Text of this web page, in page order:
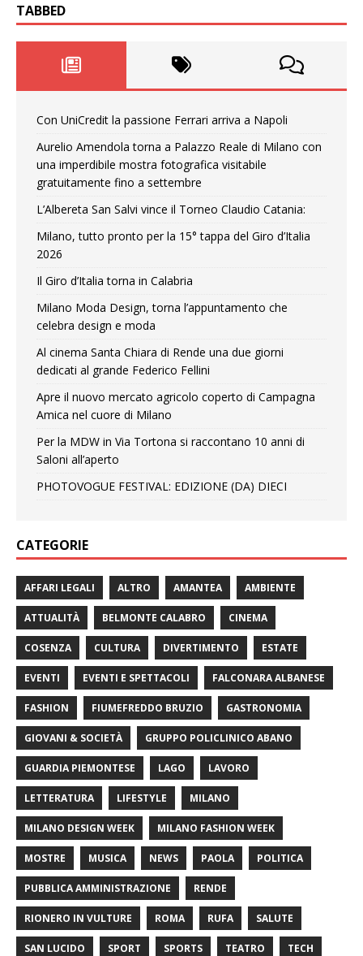
TABBED
Con UniCredit la passione Ferrari arriva a Napoli
Aurelio Amendola torna a Palazzo Reale di Milano con
una imperdibile mostra fotografica visitabile
gratuitamente fino a settembre
L’Albereta San Salvi vince il Torneo Claudio Catania:
Milano, tutto pronto per la 15° tappa del Giro d’Italia
2026
Il Giro d’Italia torna in Calabria
Milano Moda Design, torna l’appuntamento che
celebra design e moda
Al cinema Santa Chiara di Rende una due giorni
dedicati al grande Federico Fellini
Apre il nuovo mercato agricolo coperto di Campagna
Amica nel cuore di Milano
Per la MDW in Via Tortona si raccontano 10 anni di
Saloni all’aperto
PHOTOVOGUE FESTIVAL: EDIZIONE (DA) DIECI
CATEGORIE
AFFARI LEGALI ALTRO AMANTEA AMBIENTE
ATTUALITÀ BELMONTE CALABRO CINEMA
COSENZA CULTURA DIVERTIMENTO ESTATE
EVENTI EVENTI E SPETTACOLI FALCONARA ALBANESE
FASHION FIUMEFREDDO BRUZIO GASTRONOMIA
GIOVANI & SOCIETÀ GRUPPO POLICLINICO ABANO
GUARDIA PIEMONTESE LAGO LAVORO
LETTERATURA LIFESTYLE MILANO
MILANO DESIGN WEEK MILANO FASHION WEEK
MOSTRE MUSICA NEWS PAOLA POLITICA
PUBBLICA AMMINISTRAZIONE RENDE
RIONERO IN VULTURE ROMA RUFA SALUTE
SAN LUCIDO SPORT SPORTS TEATRO TECH